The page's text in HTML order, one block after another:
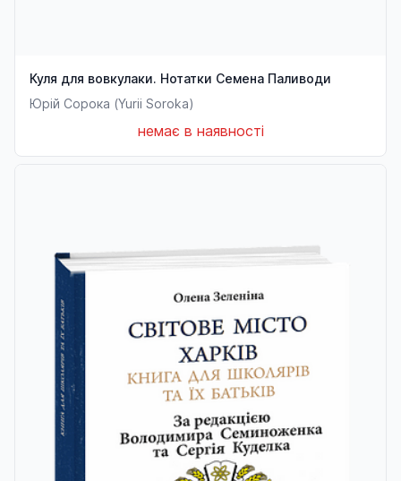
Куля для вовкулаки. Нотатки Семена Паливоди
Юрій Сорока (Yurii Soroka)
немає в наявності